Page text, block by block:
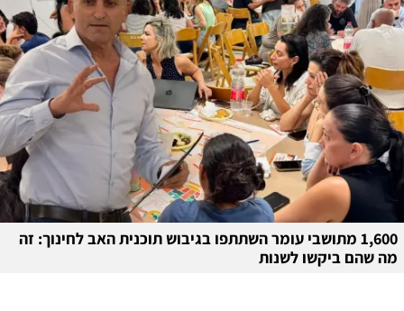
1,600 מתושבי עומר השתתפו בגיבוש תוכנית האב לחינוך: זה
מה שהם ביקשו לשנות